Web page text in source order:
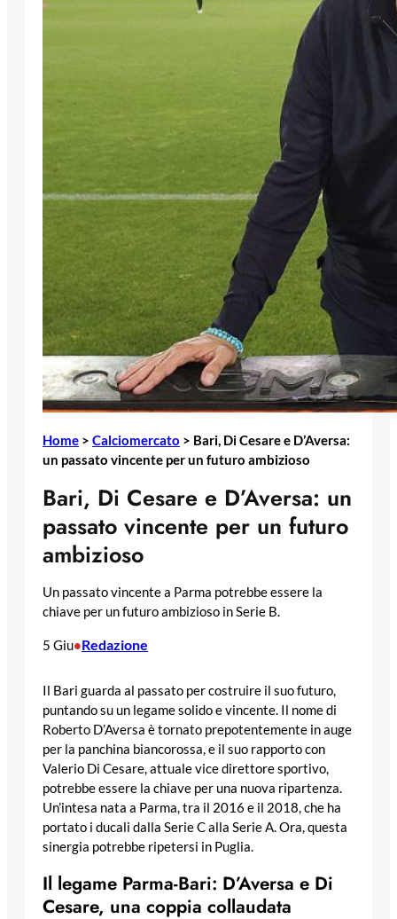
Home > Calciomercato > Bari, Di Cesare e D’Aversa:
un passato vincente per un futuro ambizioso
Bari, Di Cesare e D’Aversa: un
passato vincente per un futuro
ambizioso
Un passato vincente a Parma potrebbe essere la
chiave per un futuro ambizioso in Serie B.
5 Giu•Redazione
Il Bari guarda al passato per costruire il suo futuro,
puntando su un legame solido e vincente. Il nome di
Roberto D’Aversa è tornato prepotentemente in auge
per la panchina biancorossa, e il suo rapporto con
Valerio Di Cesare, attuale vice direttore sportivo,
potrebbe essere la chiave per una nuova ripartenza.
Un’intesa nata a Parma, tra il 2016 e il 2018, che ha
portato i ducali dalla Serie C alla Serie A. Ora, questa
sinergia potrebbe ripetersi in Puglia.
Il legame Parma-Bari: D’Aversa e Di
Cesare, una coppia collaudata